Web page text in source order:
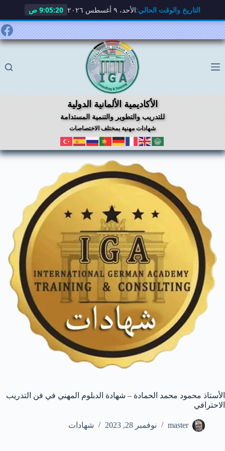
التاريخ والوقت الحالي:الأحد، ٩ أغسطس ٢٠٢٦ 9:05:21 ص
التجاوز
إلى
المحتوى
الأكاديمية الألمانية الدولية
للتدريب والتطوير والتنمية المستدامة
شهادات مهنية بمختلف الاختصاصات
الأستاذ محمود محمد الحمادة – شهادة الدبلوم المهني في فن التدريب
الاحترافي
master نوفمبر 28, 2023 شهادات